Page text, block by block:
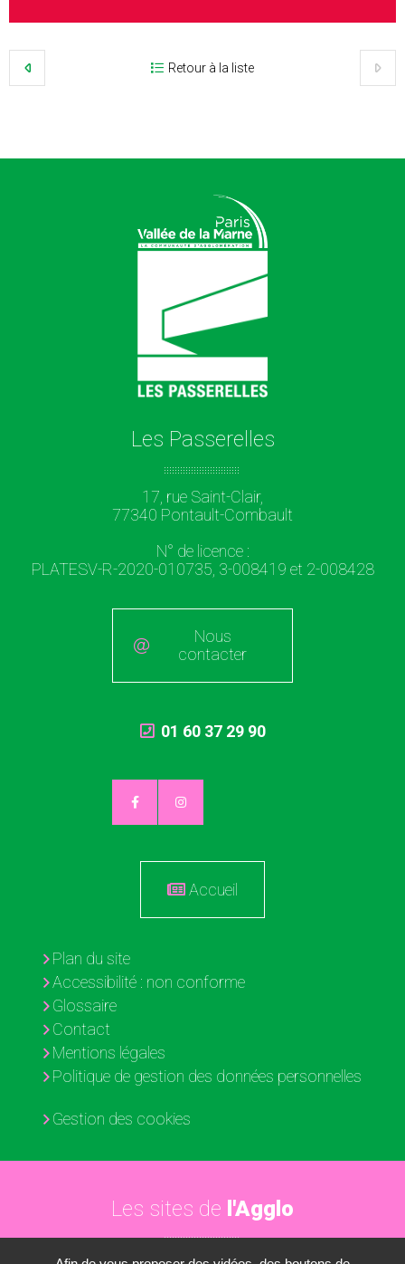
Retour à la liste
Les Passerelles
17, rue Saint-Clair,
77340 Pontault-Combault
N° de licence :
PLATESV-R-2020-010735, 3-008419 et 2-008428
Nous
contacter
01 60 37 29 90
Accueil
Plan du site
Accessibilité : non conforme
Glossaire
Contact
Mentions légales
Politique de gestion des données personnelles
Gestion des cookies
Les sites de l'Agglo